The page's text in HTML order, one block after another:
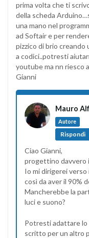
prima volta che ti
della scheda
una mano nel
ad Softair e per
pizzico di brio creando
a codici..potresti
youtube ma nn riesco
Gianni
Mauro
Autore
Rispondi
Ciao Gianni,
progettino davvero
Io mi dirigerei verso
così da aver il 90%
Mancherebbe la
luci e suono?
Potresti adattare lo
scritto per un altro